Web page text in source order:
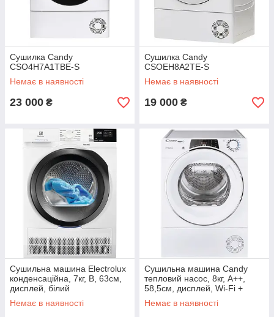
Сушилка Candy
CSO4H7A1TBE-S
Немає в наявності
23 000 ₴
Сушилка Candy
CSOEH8A2TE-S
Немає в наявності
19 000 ₴
Сушильна машина Electrolux
конденсаційна, 7кг, B, 63см,
дисплей, білий
Немає в наявності
Сушильна машина Candy
тепловий насос, 8кг, A++,
58,5см, дисплей, Wi-Fi +
Bluetooth, білий
Немає в наявності